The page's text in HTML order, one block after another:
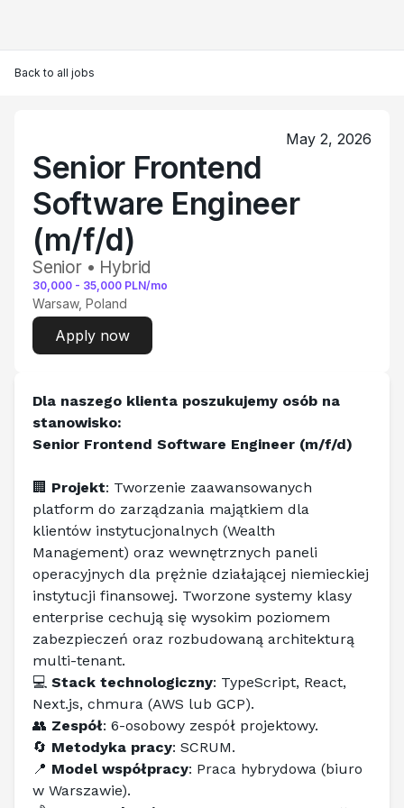
Back to all jobs
May 2, 2026
Senior Frontend
Software Engineer
(m/f/d)
Senior • Hybrid
30,000 - 35,000 PLN/mo
Warsaw, Poland
Apply now
Dla naszego klienta poszukujemy osób na
stanowisko:
Senior Frontend Software Engineer (m/f/d)
🏢 Projekt: Tworzenie zaawansowanych
platform do zarządzania majątkiem dla
klientów instytucjonalnych (Wealth
Management) oraz wewnętrznych paneli
operacyjnych dla prężnie działającej niemieckiej
instytucji finansowej. Tworzone systemy klasy
enterprise cechują się wysokim poziomem
zabezpieczeń oraz rozbudowaną architekturą
multi-tenant.
💻 Stack technologiczny: TypeScript, React,
Next.js, chmura (AWS lub GCP).
👥 Zespół: 6-osobowy zespół projektowy.
🔄 Metodyka pracy: SCRUM.
📍 Model współpracy: Praca hybrydowa (biuro
w Warszawie).